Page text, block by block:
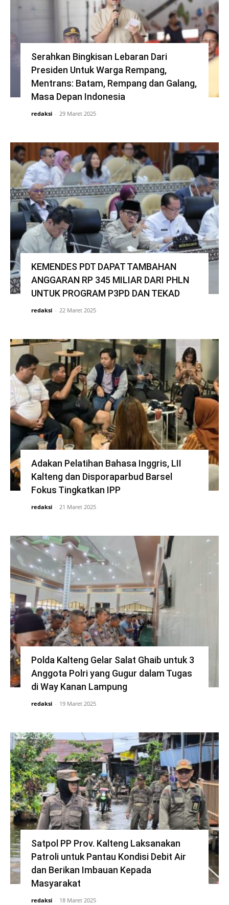
Serahkan Bingkisan Lebaran Dari
Presiden Untuk Warga Rempang,
Mentrans: Batam, Rempang dan Galang,
Masa Depan Indonesia
redaksi - 29 Maret 2025
KEMENDES PDT DAPAT TAMBAHAN
ANGGARAN RP 345 MILIAR DARI PHLN
UNTUK PROGRAM P3PD DAN TEKAD
redaksi - 22 Maret 2025
Adakan Pelatihan Bahasa Inggris, LII
Kalteng dan Disporaparbud Barsel
Fokus Tingkatkan IPP
redaksi - 21 Maret 2025
Polda Kalteng Gelar Salat Ghaib untuk 3
Anggota Polri yang Gugur dalam Tugas
di Way Kanan Lampung
redaksi - 19 Maret 2025
Satpol PP Prov. Kalteng Laksanakan
Patroli untuk Pantau Kondisi Debit Air
dan Berikan Imbauan Kepada
Masyarakat
redaksi - 18 Maret 2025